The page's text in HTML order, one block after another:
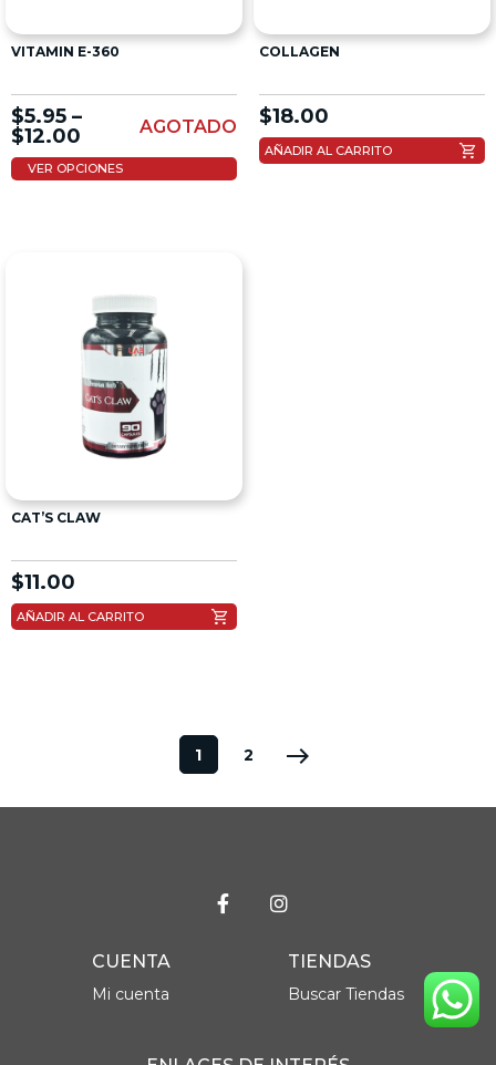
VITAMIN E-360
$5.95 –
$12.00 AGOTADO
VER OPCIONES
COLLAGEN
$18.00
AÑADIR AL CARRITO shopping_cart
CAT’S CLAW
$11.00
AÑADIR AL CARRITO shopping_cart
1 2 east
CUENTA
Mi cuenta
TIENDAS
Buscar Tiendas